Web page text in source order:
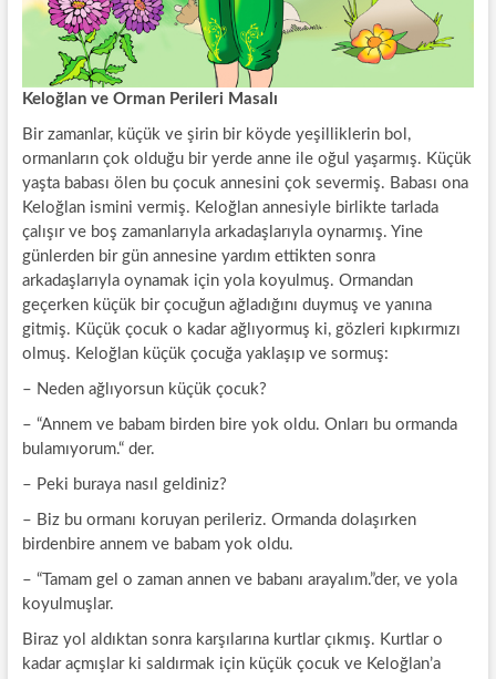
Keloğlan ve Orman Perileri Masalı
Bir zamanlar, küçük ve şirin bir köyde yeşilliklerin bol,
ormanların çok olduğu bir yerde anne ile oğul yaşarmış. Küçük
yaşta babası ölen bu çocuk annesini çok severmiş. Babası ona
Keloğlan ismini vermiş. Keloğlan annesiyle birlikte tarlada
çalışır ve boş zamanlarıyla arkadaşlarıyla oynarmış. Yine
günlerden bir gün annesine yardım ettikten sonra
arkadaşlarıyla oynamak için yola koyulmuş. Ormandan
geçerken küçük bir çocuğun ağladığını duymuş ve yanına
gitmiş. Küçük çocuk o kadar ağlıyormuş ki, gözleri kıpkırmızı
olmuş. Keloğlan küçük çocuğa yaklaşıp ve sormuş:
– Neden ağlıyorsun küçük çocuk?
– “Annem ve babam birden bire yok oldu. Onları bu ormanda
bulamıyorum.“ der.
– Peki buraya nasıl geldiniz?
– Biz bu ormanı koruyan perileriz. Ormanda dolaşırken
birdenbire annem ve babam yok oldu.
– “Tamam gel o zaman annen ve babanı arayalım.”der, ve yola
koyulmuşlar.
Biraz yol aldıktan sonra karşılarına kurtlar çıkmış. Kurtlar o
kadar açmışlar ki saldırmak için küçük çocuk ve Keloğlan’a